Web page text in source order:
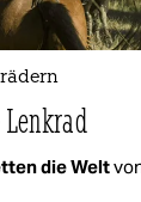
die Welt